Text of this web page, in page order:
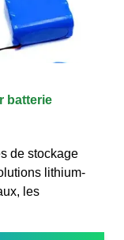
batterie
de stockage
lithium-
les